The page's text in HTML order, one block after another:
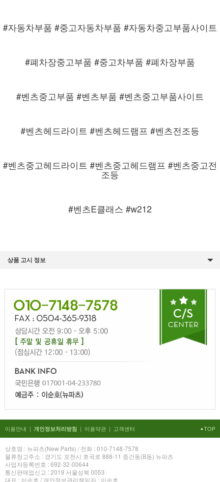
#자동차부품 #중고자동차부품 #자동차중고부품사이트
#폐차장중고부품 #중고차부품 #폐차장부품
#벤츠중고부품 #벤츠부품 #벤츠중고부품사이트
#벤츠헤드라이트 #벤츠헤드램프 #벤츠전조등
#벤츠중고헤드라이트 #벤츠중고헤드램프 #벤츠중고전
조등
#벤츠E클래스 #w212
상품 고시 정보
이용안내 | 개인정보처리방침 | 이용약관 | 고객센터 TOP
상호명 : 뉴파츠(New Parts) / 전화 : 010-7148-7578
물류창고주소 : 경기도 포천시 호국로 888-11 중간동(B동) 뉴파츠
사업자등록번호 : 692-32-00644
통신판매업신고 : 2019 서울성북 0053
대표 : 이순호 / 개인정보관리책임자 : 이순호